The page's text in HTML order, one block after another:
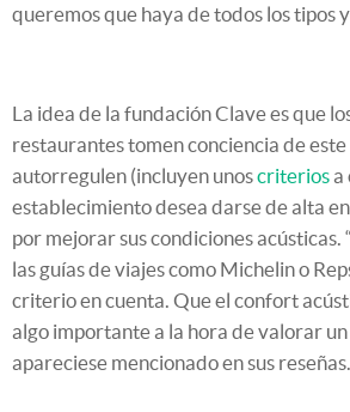
queremos que haya de todos los tipos y
La idea de la fundación Clave es que
restaurantes tomen conciencia de
autorregulen (incluyen unoscriteriosa
establecimiento desea darse de alta
por mejorar sus condiciones acústicas.
las guías de viajes como Michelin o
criterio en cuenta. Que el confort
algo importante a la hora de valorar
apareciese mencionado en sus